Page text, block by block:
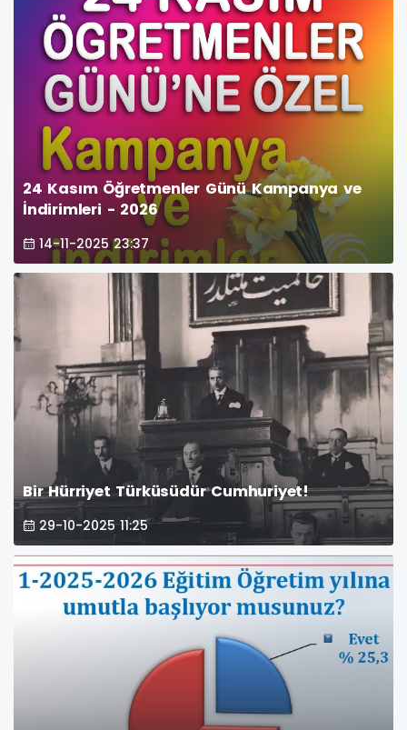
24 Kasım Öğretmenler Günü Kampanya ve
İndirimleri - 2026
14-11-2025 23:37
Bir Hürriyet Türküsüdür Cumhuriyet!
29-10-2025 11:25